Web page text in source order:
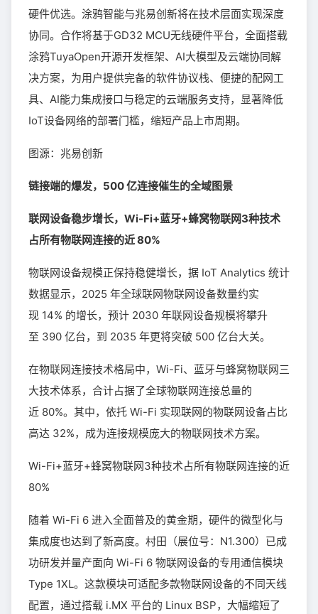
硬件优选。涂鸦智能与兆易创新将在技术层面实现深度
协同。合作将基于GD32 MCU无线硬件平台，全面搭载
涂鸦TuyaOpen开源开发框架、AI大模型及云端协同解
决方案，为用户提供完备的软件协议栈、便捷的配网工
具、AI能力集成接口与稳定的云端服务支持，显著降低
IoT设备网络的部署门槛，缩短产品上市周期。
图源：兆易创新
链接端的爆发，500 亿连接催生的全域图景
联网设备稳步增长，Wi-Fi+蓝牙+蜂窝物联网3种技术
占所有物联网连接的近 80%
物联网设备规模正保持稳健增长，据 IoT Analytics 统计
数据显示，2025 年全球联网物联网设备数量约实
现 14% 的增长，预计 2030 年联网设备规模将攀升
至 390 亿台，到 2035 年更将突破 500 亿台大关。
在物联网连接技术格局中，Wi-Fi、蓝牙与蜂窝物联网三
大技术体系，合计占据了全球物联网连接总量的
近 80%。其中，依托 Wi-Fi 实现联网的物联网设备占比
高达 32%，成为连接规模庞大的物联网技术方案。
Wi-Fi+蓝牙+蜂窝物联网3种技术占所有物联网连接的近
80%
随着 Wi-Fi 6 进入全面普及的黄金期，硬件的微型化与
集成度也达到了新高度。村田（展位号：N1.300）已成
功研发并量产面向 Wi-Fi 6 物联网设备的专用通信模块
Type 1XL。这款模块可适配多款物联网设备的不同天线
配置，通过搭载 i.MX 平台的 Linux BSP，大幅缩短了